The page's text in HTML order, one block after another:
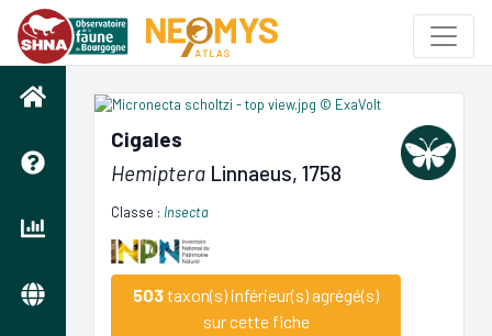
Cigales
Hemiptera Linnaeus, 1758
Classe : Insecta
503taxon(s) inférieur(s) agrégé(s)
sur cette fiche